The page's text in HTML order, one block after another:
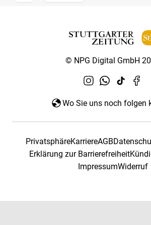
© NPG Digital GmbH
Wo Sie uns noch folgen
PrivatsphäreKarriereAGB
Erklärung zur Barrierefreiheit
ImpressumWiderruf